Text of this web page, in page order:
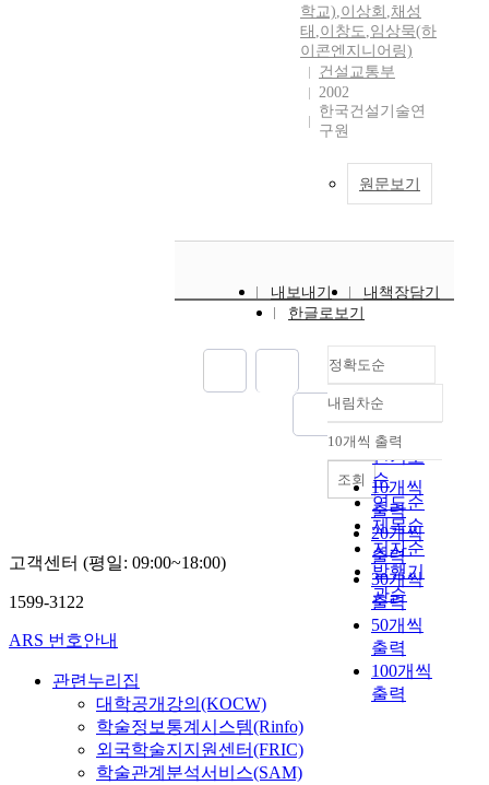
학교),이상회 ,채성
태 ,이창도,임상묵(하
이콘엔지니어링)
건설교통부
2002
한국건설기술연
구원
원문보기
내보내기
내책장담기
한글로보기
정확도순
정확도
순
인기도
순
연도순
제목순
저자순
발행기
관순
내림차순
내림차순
10개씩 출력
10개씩
출력
20개씩
출력
30개씩
출력
50개씩
출력
100개씩
출력
조회
고객센터 (평일: 09:00~18:00)
1599-3122
ARS 번호안내
관련누리집
대학공개강의(KOCW)
학술정보통계시스템(Rinfo)
외국학술지지원센터(FRIC)
학술관계분석서비스(SAM)